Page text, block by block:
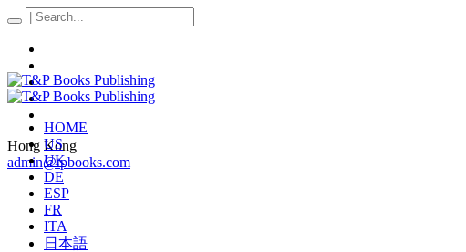
Hong Kong
admin@tpbooks.com
HOME
US
UK
DE
ESP
FR
ITA
日本語